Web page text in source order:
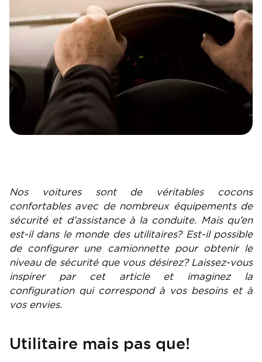
Nos voitures sont de véritables cocons
confortables avec de nombreux équipements de
sécurité et d’assistance à la conduite. Mais qu’en
est-il dans le monde des utilitaires? Est-il possible
de configurer une camionnette pour obtenir le
niveau de sécurité que vous désirez? Laissez-vous
inspirer par cet article et imaginez la
configuration qui correspond à vos besoins et à
vos envies.
Utilitaire mais pas que!